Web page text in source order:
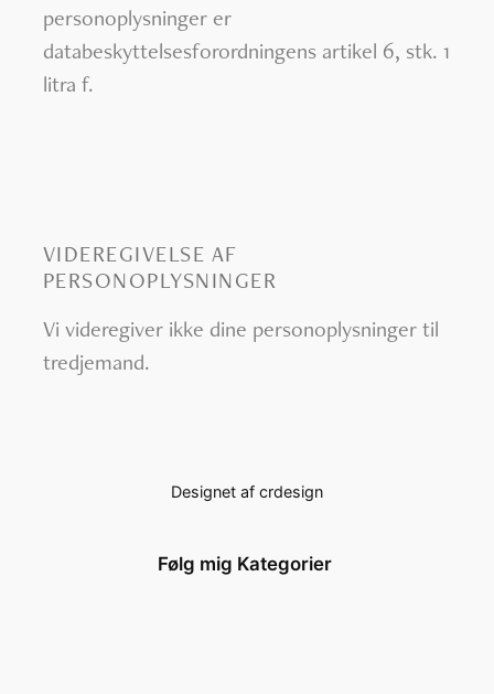
personoplysninger er
databeskyttelsesforordningens artikel 6, stk. 1
litra f.
VIDEREGIVELSE AF
PERSONOPLYSNINGER
Vi videregiver ikke dine personoplysninger til
tredjemand.
Designet af crdesign
Følg mig Kategorier